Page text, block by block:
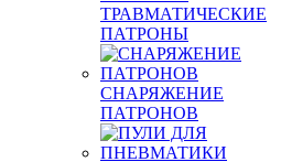
ТРАВМАТИЧЕСКИЕ
ПАТРОНЫ
СНАРЯЖЕНИЕ
ПАТРОНОВ